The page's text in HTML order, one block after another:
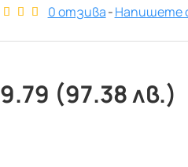
0 отзива-Напишете
(97.38 лв.)